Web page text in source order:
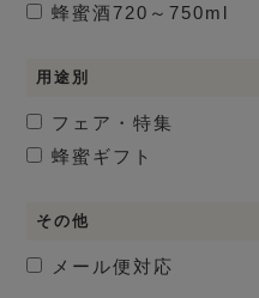
蜂蜜酒720～750ml
用途別
フェア・特集
蜂蜜ギフト
その他
メール便対応